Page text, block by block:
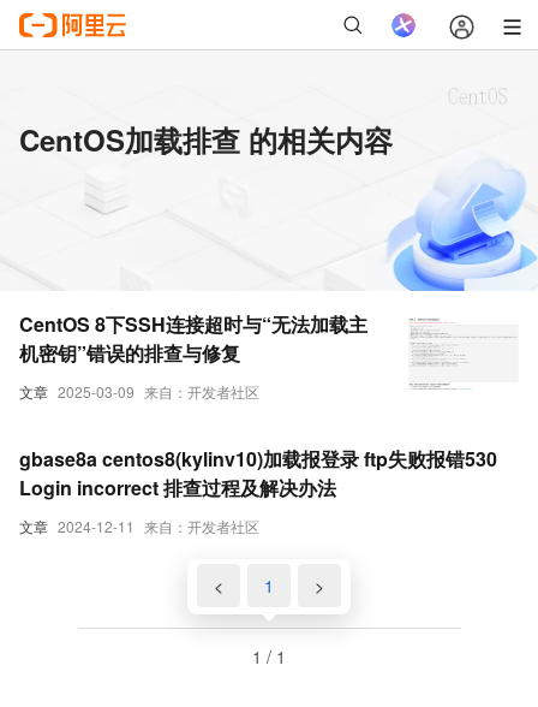
CentOS加载排查 的相关内容
文章 2025-03-09 来自：开发者社区
CentOS 8下SSH连接超时与“无法加载主
机密钥”错误的排查与修复
文章 2024-12-11 来自：开发者社区
gbase8a centos8(kylinv10)加载报登录 ftp失败报错530
Login incorrect 排查过程及解决办法
< 1 >
1 / 1